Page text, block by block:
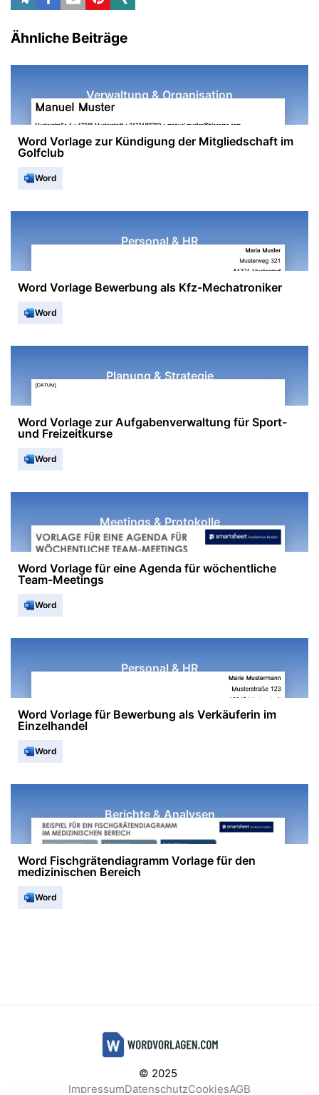
Ähnliche Beiträge
Verwaltung & Organisation
Word Vorlage zur Kündigung der Mitgliedschaft im
Golfclub
Word
Personal & HR
Word Vorlage Bewerbung als Kfz-Mechatroniker
Word
Planung & Strategie
Word Vorlage zur Aufgabenverwaltung für Sport-
und Freizeitkurse
Word
Meetings & Protokolle
Word Vorlage für eine Agenda für wöchentliche
Team-Meetings
Word
Personal & HR
Word Vorlage für Bewerbung als Verkäuferin im
Einzelhandel
Word
Berichte & Analysen
Word Fischgrätendiagramm Vorlage für den
medizinischen Bereich
Word
© 2025
ImpressumDatenschutzCookiesAGB